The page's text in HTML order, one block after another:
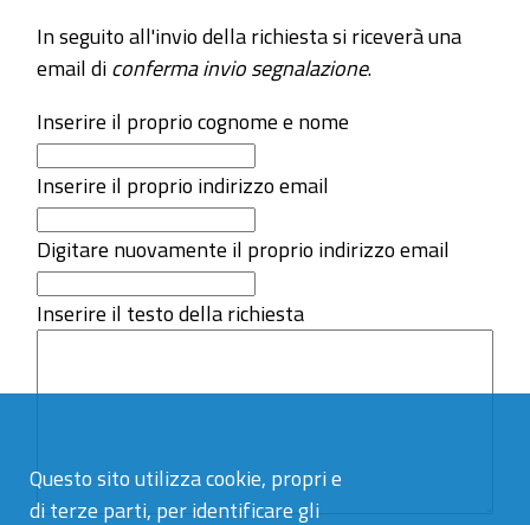
Questo sito utilizza cookie, propri e
di terze parti, per identificare gli
In seguito all'invio della richiesta si riceverà una
email diconferma invio segnalazione.
Inserire il proprio cognome e nome
Inserire il proprio indirizzo email
Digitare nuovamente il proprio indirizzo email
Inserire il testo della richiesta